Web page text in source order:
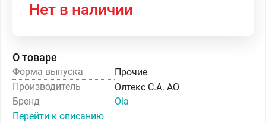
Нет в наличии
О товаре
Форма выпуска
Прочие
Производитель
Олтекс С.А. АО
Бренд
Ola
Перейти к описанию